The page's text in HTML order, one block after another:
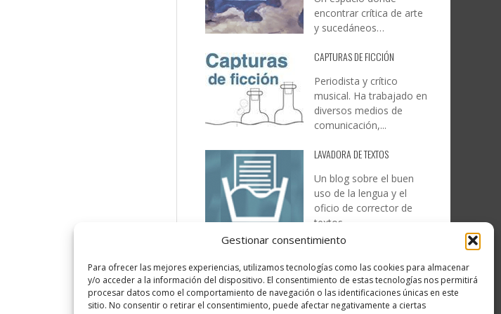
Gestionar consentimiento
Para ofrecer las mejores experiencias, utilizamos tecnologías como las cookies para almacenar
y/o acceder a la información del dispositivo. El consentimiento de estas tecnologías nos permitirá
procesar datos como el comportamiento de navegación o las identificaciones únicas en este
sitio. No consentir o retirar el consentimiento, puede afectar negativamente a ciertas
encontrar crítica de arte
y sucedáneos…
CAPTURAS DE FICCIÓN
Periodista y crítico
musical. Ha trabajado en
diversos medios de
comunicación,...
LAVADORA DE TEXTOS
Un blog sobre el buen
uso de la lengua y el
oficio de corrector de
textos…
…la realidad, es que cada
día es más complicado
realizar esos temas…